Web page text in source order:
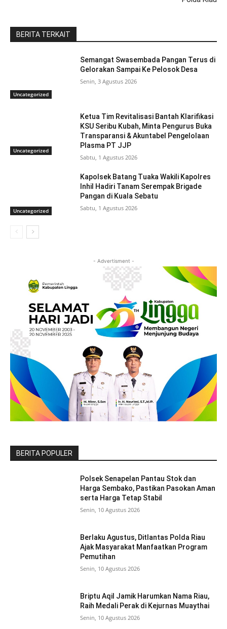
BERITA TERKAIT
Uncategorized
Semangat Swasembada Pangan Terus di
Gelorakan Sampai Ke Pelosok Desa
Senin, 3 Agustus 2026
Uncategorized
Ketua Tim Revitalisasi Bantah Klarifikasi
KSU Seribu Kubah, Minta Pengurus Buka
Transparansi & Akuntabel Pengelolaan
Plasma PT JJP
Sabtu, 1 Agustus 2026
Uncategorized
Kapolsek Batang Tuaka Wakili Kapolres
Inhil Hadiri Tanam Serempak Brigade
Pangan di Kuala Sebatu
Sabtu, 1 Agustus 2026
- Advertisment -
BERITA POPULER
Polsek Senapelan Pantau Stok dan
Harga Sembako, Pastikan Pasokan Aman
serta Harga Tetap Stabil
Senin, 10 Agustus 2026
Berlaku Agustus, Ditlantas Polda Riau
Ajak Masyarakat Manfaatkan Program
Pemutihan
Senin, 10 Agustus 2026
Briptu Aqil Jamik Harumkan Nama Riau,
Raih Medali Perak di Kejurnas Muaythai
Senin, 10 Agustus 2026